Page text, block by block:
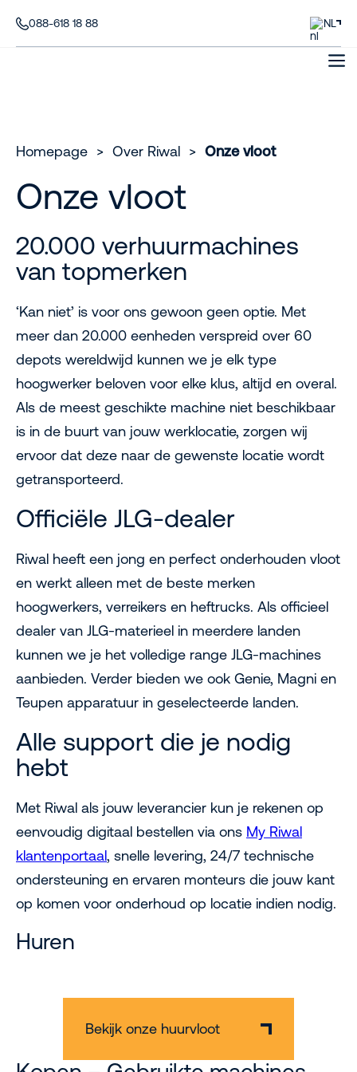
088-618 18 88 NL
Homepage > Over Riwal > Onze vloot
Onze vloot
20.000 verhuurmachines
van topmerken
‘Kan niet’ is voor ons gewoon geen optie. Met
meer dan 20.000 eenheden verspreid over 60
depots wereldwijd kunnen we je elk type
hoogwerker beloven voor elke klus, altijd en overal.
Als de meest geschikte machine niet beschikbaar
is in de buurt van jouw werklocatie, zorgen wij
ervoor dat deze naar de gewenste locatie wordt
getransporteerd.
Officiële JLG-dealer
Riwal heeft een jong en perfect onderhouden vloot
en werkt alleen met de beste merken
hoogwerkers, verreikers en heftrucks. Als officieel
dealer van JLG-materieel in meerdere landen
kunnen we je het volledige range JLG-machines
aanbieden. Verder bieden we ook Genie, Magni en
Teupen apparatuur in geselecteerde landen.
Alle support die je nodig
hebt
Met Riwal als jouw leverancier kun je rekenen op
eenvoudig digitaal bestellen via ons My Riwal
klantenportaal, snelle levering, 24/7 technische
ondersteuning en ervaren monteurs die jouw kant
op komen voor onderhoud op locatie indien nodig.
Huren
Bekijk onze huurvloot